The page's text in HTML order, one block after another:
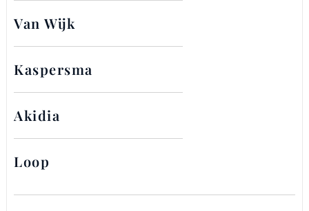
Van Wijk
Kaspersma
Akidia
Loop